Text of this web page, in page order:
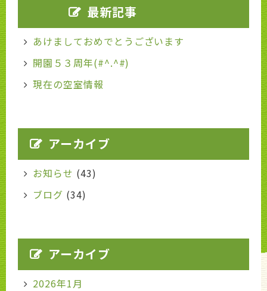
最新記事
あけましておめでとうございます
開園５３周年(#^.^#)
現在の空室情報
アーカイブ
お知らせ (43)
ブログ (34)
アーカイブ
2026年1月